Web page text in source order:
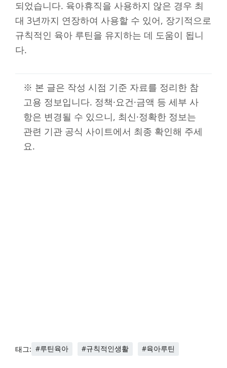
되었습니다. 육아휴직을 사용하지 않은 경우 최
대 3년까지 연장하여 사용할 수 있어, 장기적으로
규칙적인 육아 루틴을 유지하는 데 도움이 됩니
다.
※ 본 글은 작성 시점 기준 자료를 정리한 참
고용 정보입니다. 정책·요건·금액 등 세부 사
항은 변경될 수 있으니, 최신·정확한 정보는
관련 기관 공식 사이트에서 최종 확인해 주세
요.
태그: #루틴육아 #규칙적인생활 #육아루틴